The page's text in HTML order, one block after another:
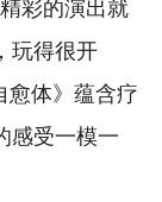
彩的演出就
玩得很开
愈体》蕴含疗
感受一模一